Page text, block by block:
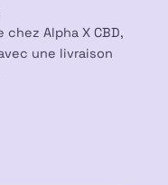
Alpha X CBD,
une livraison